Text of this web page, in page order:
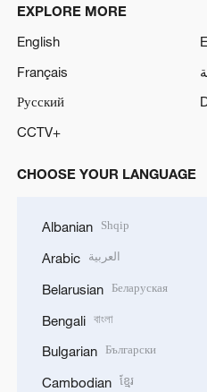
EXPLORE MORE
English
Français
Русский
CCTV+
CHOOSE YOUR LANGUAGE
Albanian Shqip
Arabic العربية
Belarusian Беларуская
Bengali বাংলা
Bulgarian Български
Cambodian ខ្មែរ